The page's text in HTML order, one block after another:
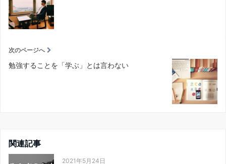
次のページへ
勉強することを「学ぶ」とは言わない
関連記事
2021年5月24日